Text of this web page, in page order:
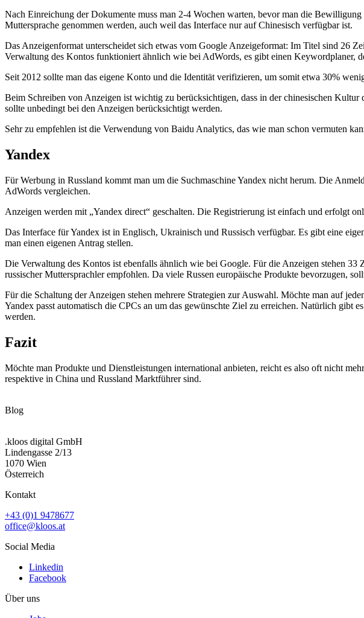
Nach Einreichung der Dokumente muss man 2-4 Wochen warten, bevor man die
Muttersprache genommen werden, auch weil das Interface nur auf Chinesisch verfügbar ist.
Das Anzeigenformat unterscheidet sich etwas vom Google Anzeigeformat: Im Titel sind 26
Verwaltung des Kontos funktioniert ähnlich wie bei AdWords, es gibt einen Keywordplaner,
Seit 2012 sollte man das eigene Konto und die Identität verifizieren, um somit etwa 30%
Beim Schreiben von Anzeigen ist wichtig zu berücksichtigen, dass in der chinesischen
sollte unbedingt bei den Anzeigen berücksichtigt werden.
Sehr zu empfehlen ist die Verwendung von Baidu Analytics, das wie man schon vermuten
Yandex
Für Werbung in Russland kommt man um die Suchmaschine Yandex nicht herum. Die
AdWords vergleichen.
Anzeigen werden mit „Yandex direct“ geschalten. Die Registrierung ist einfach und erfolgt
Das Interface für Yandex ist in Englisch, Ukrainisch und Russisch verfügbar. Es gibt eine
man einen eigenen Antrag stellen.
Die Verwaltung des Kontos ist ebenfalls ähnlich wie bei Google. Für die Anzeigen stehen
russischer Muttersprachler empfohlen. Da viele Russen europäische Produkte bevorzugen,
Für die Schaltung der Anzeigen stehen mehrere Strategien zur Auswahl. Möchte man auf
Yandex passt automatisch die CPCs an um das gewünschte Ziel zu erreichen. Natürlich gibt
werden.
Fazit
Möchte man Produkte und Dienstleistungen international anbieten, reicht es also oft nicht
respektive in China und Russland Marktführer sind.
Blog
.kloos digital GmbH
Lindengasse 2/13
1070 Wien
Österreich
Kontakt
+43 (0)1 9478677
office@kloos.at
Social Media
Linkedin
Facebook
Über uns